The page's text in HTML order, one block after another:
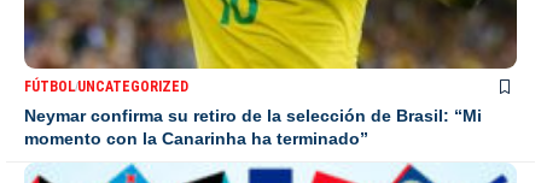
FÚTBOLUNCATEGORIZED
Neymar confirma su retiro de la selección de Brasil: “Mi
momento con la Canarinha ha terminado”